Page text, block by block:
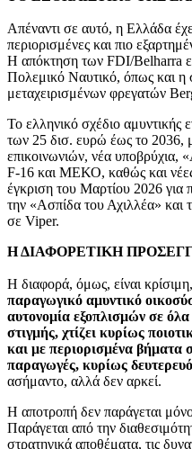
Απέναντι σε αυτό, η Ελλάδα
περιορισμένες και πιο
Η απόκτηση των FDI/Belharra
Πολεμικό Ναυτικό, όπως και
μεταχειρισμένων φρεγατών
Το ελληνικό σχέδιο αμυντικής
των 25 δισ. ευρώ έως το 2036,
επικοινωνιών, νέα υποβρύχια,
F-16 και ΜΕΚΟ, καθώς και
έγκριση του Μαρτίου 2026 για
την «Ασπίδα του Αχιλλέα»
σε Viper.
Η ΔΙΑΦΟΡΕΤΙΚΗ
Η διαφορά, όμως, είναι
παραγωγικό αμυντικό
αυτονομία εξοπλισμών σε
στιγμής, χτίζει κυρίως
και με περιορισμένα βήματα
παραγωγές, κυρίως
ασήμαντο, αλλά δεν αρκεί.
Η αποτροπή δεν παράγεται
Παράγεται από την
στρατηγικά αποθέματα, τις